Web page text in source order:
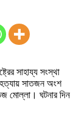
সাহায্য সংস্থা
সাতজন অংশ
মোল্লা। ঘটনার দিন